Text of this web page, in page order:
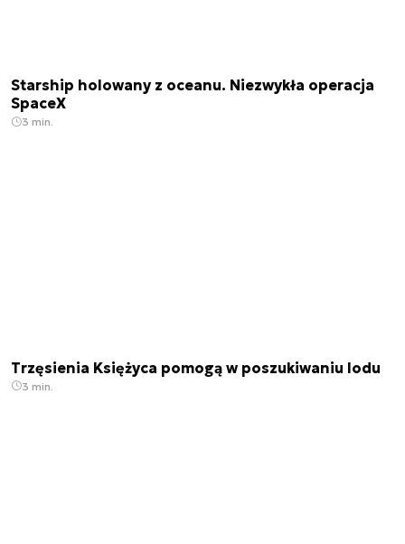
Starship holowany z oceanu. Niezwykła operacja
SpaceX
3 min.
Trzęsienia Księżyca pomogą w poszukiwaniu lodu
3 min.